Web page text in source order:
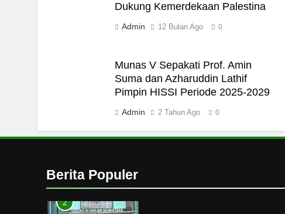
Dukung Kemerdekaan Palestina
Admin 12 Bulan Ago 0
Munas V Sepakati Prof. Amin
Suma dan Azharuddin Lathif
Pimpin HISSI Periode 2025-2029
Admin 2 Tahun Ago 0
Berita Populer
Kopi Beneran Versus Kopi Darat
Mau Masuk Surga, Tapi Takut
HIKMAH
1
Seksual di Lingkungan
2